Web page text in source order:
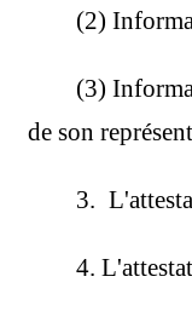
(2)
(3)
de son
3.
4.